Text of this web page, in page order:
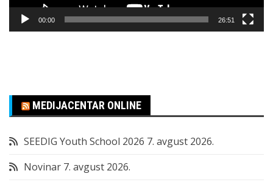
00:00 26:51
MEDIJACENTAR ONLINE
SEEDIG Youth School 2026 7. avgust 2026.
Novinar 7. avgust 2026.